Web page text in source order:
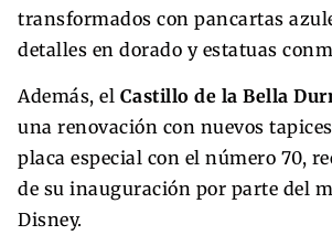
transformados con pancartas
detalles en dorado y estatuas
Además, el Castillo de la Bella
una renovación con nuevos
placa especial con el número 70,
de su inauguración por parte del
Disney.